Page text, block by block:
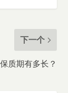
下一个
质期有多长？